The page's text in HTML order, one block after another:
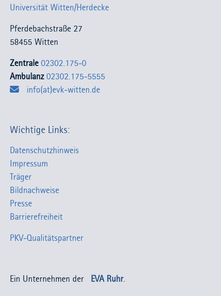
Universität Witten/Herdecke
Pferdebachstraße 27
58455 Witten
Zentrale 02302.175-0
Ambulanz 02302.175-5555
info(at)evk-witten.de
Wichtige Links:
Datenschutzhinweis
Impressum
Träger
Bildnachweise
Presse
Barrierefreiheit
PKV-Qualitätspartner
Ein Unternehmen der EVA Ruhr.